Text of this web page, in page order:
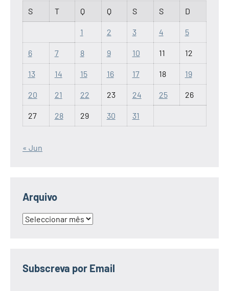
S
T Q Q S S D
1 2 3 4 5
6 7 8 9 10 11 12
13 14 15 16 17 18 19
20 21 22 23 24 25 26
27 28 29 30 31
« Jun
Arquivo
Arquivo
Subscreva por Email